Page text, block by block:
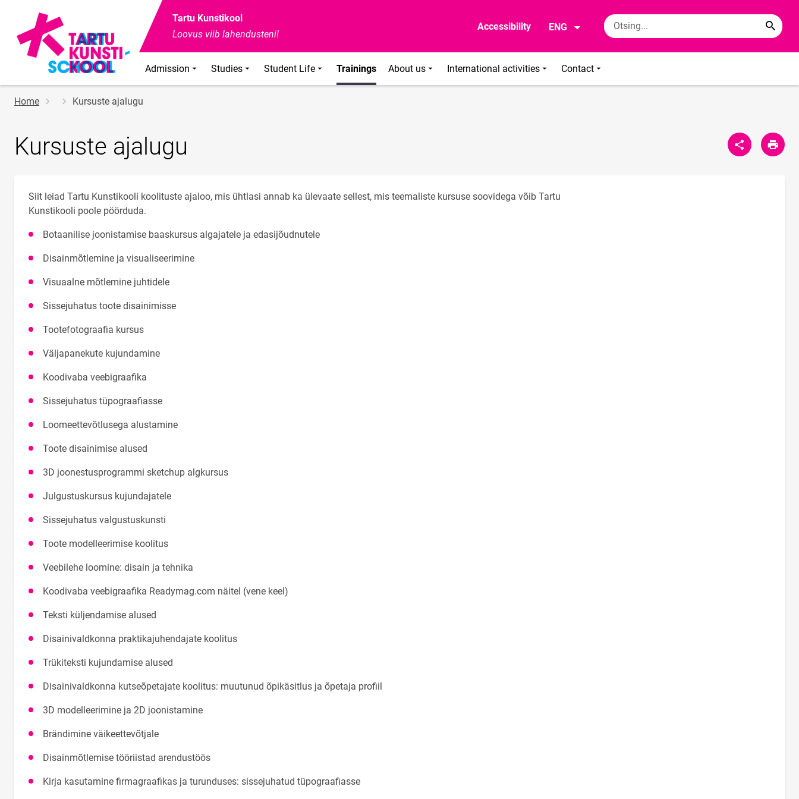
Tartu Kunstikool
Loovus viib lahendusteni!
Accessibility ENG
Admission Studies Student Life Trainings About us International activities Contact
Breadcrumb
Home Kursuste ajalugu
Kursuste ajalugu
Siit leiad Tartu Kunstikooli koolituste ajaloo, mis ühtlasi annab ka ülevaate sellest, mis teemaliste kursuse soovidega võib Tartu
Kunstikooli poole pöörduda.
Botaanilise joonistamise baaskursus algajatele ja edasijõudnutele
Disainmõtlemine ja visualiseerimine
Visuaalne mõtlemine juhtidele
Sissejuhatus toote disainimisse
Tootefotograafia kursus
Väljapanekute kujundamine
Koodivaba veebigraafika
Sissejuhatus tüpograafiasse
Loomeettevõtlusega alustamine
Toote disainimise alused
3D joonestusprogrammi sketchup algkursus
Julgustuskursus kujundajatele
Sissejuhatus valgustuskunsti
Toote modelleerimise koolitus
Veebilehe loomine: disain ja tehnika
Koodivaba veebigraafika Readymag.com näitel (vene keel)
Teksti küljendamise alused
Disainivaldkonna praktikajuhendajate koolitus
Trükiteksti kujundamise alused
Disainivaldkonna kutseõpetajate koolitus: muutunud õpikäsitlus ja õpetaja profiil
3D modelleerimine ja 2D joonistamine
Brändimine väikeettevõtjale
Disainmõtlemise tööriistad arendustöös
Kirja kasutamine firmagraafikas ja turunduses: sissejuhatud tüpograafiasse